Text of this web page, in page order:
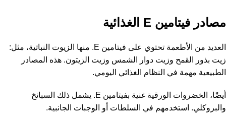
مصادر فيتامين E الغذائية
العديد من الأطعمة تحتوي على فيتامين E. منها الزيوت النباتية، مثل:
زيت بذور القمح وزيت دوار الشمس وزيت الزيتون. هذه المصادر
الطبيعية مهمة في النظام الغذائي اليومي.
أيضًا، الخضروات الورقية غنية بفيتامين E. يشمل ذلك السبانخ
والبروكلي. استخدمهم في السلطات أو الوجبات الجانبية.